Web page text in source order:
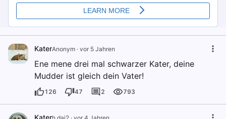
KaterAnonym · vor 5 Jahren
Ene mene drei mal schwarzer Kater, deine
Mudder ist gleich dein Vater!
126 47 2 793
Kater